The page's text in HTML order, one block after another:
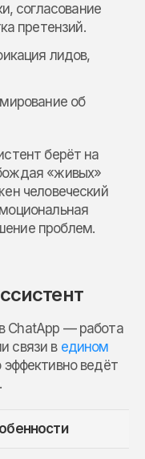
согласование
претензий.
лидов,
об
берёт на
«живых»
человеческий
проблем.
ChatApp — работа
связи в едином
эффективно ведёт